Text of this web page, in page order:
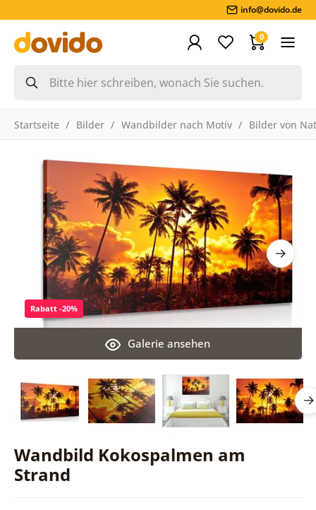
info@dovido.de
0
Startseite Bilder Wandbilder nach Motiv Bilder von
Wandbild Kokospalmen am
Strand
Galerie ansehen
Rabatt -20%